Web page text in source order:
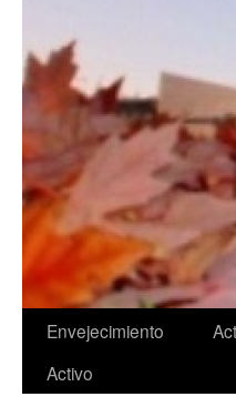
Saltar
Envejecimiento
Activo